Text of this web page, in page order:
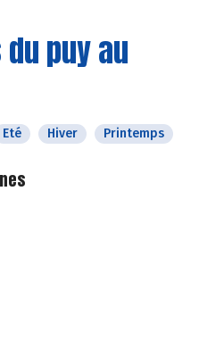
puy au
Eté Hiver Printemps